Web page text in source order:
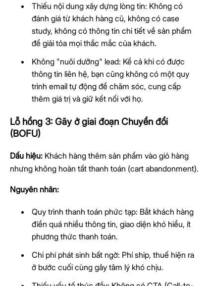
Thiếu nội dung xây dựng lòng tin: Không có
đánh giá từ khách hàng cũ, không có case
study, không có thông tin chi tiết về sản phẩm
để giải tỏa mọi thắc mắc của khách.
Không "nuôi dưỡng" lead: Kể cả khi có được
thông tin liên hệ, bạn cũng không có một quy
trình email tự động để chăm sóc, cung cấp
thêm giá trị và giữ kết nối với họ.
Lỗ hổng 3: Gãy ở giai đoạn Chuyển đổi
(BOFU)
Dấu hiệu: Khách hàng thêm sản phẩm vào giỏ hàng
nhưng không hoàn tất thanh toán (cart abandonment).
Nguyên nhân:
Quy trình thanh toán phức tạp: Bắt khách hàng
điền quá nhiều thông tin, giao diện khó hiểu, ít
phương thức thanh toán.
Chi phí phát sinh bất ngờ: Phí ship, thuế hiện ra
ở bước cuối cùng gây tâm lý khó chịu.